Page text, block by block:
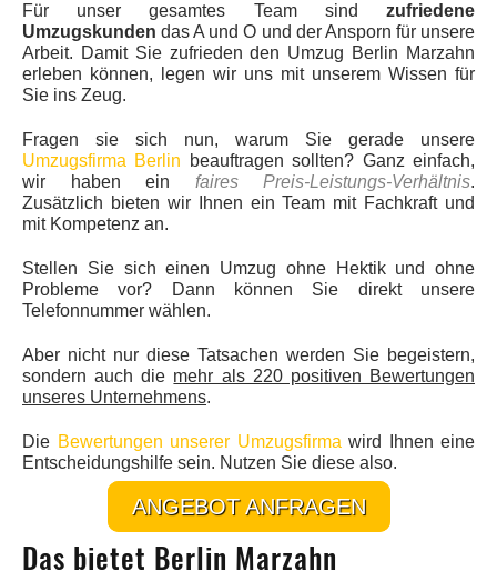
Für unser gesamtes Team sind zufriedene
Umzugskunden das A und O und der Ansporn für unsere
Arbeit. Damit Sie zufrieden den Umzug Berlin Marzahn
erleben können, legen wir uns mit unserem Wissen für
Sie ins Zeug.
Fragen sie sich nun, warum Sie gerade unsere
Umzugsfirma Berlin beauftragen sollten? Ganz einfach,
wir haben ein faires Preis-Leistungs-Verhältnis.
Zusätzlich bieten wir Ihnen ein Team mit Fachkraft und
mit Kompetenz an.
Stellen Sie sich einen Umzug ohne Hektik und ohne
Probleme vor? Dann können Sie direkt unsere
Telefonnummer wählen.
Aber nicht nur diese Tatsachen werden Sie begeistern,
sondern auch die mehr als 220 positiven Bewertungen
unseres Unternehmens.
Die Bewertungen unserer Umzugsfirma wird Ihnen eine
Entscheidungshilfe sein. Nutzen Sie diese also.
ANGEBOT ANFRAGEN
Das bietet Berlin Marzahn